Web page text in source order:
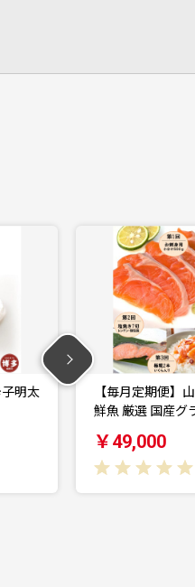
魚屋 山米
【贅沢に楽
にすきセッ
￥66,000